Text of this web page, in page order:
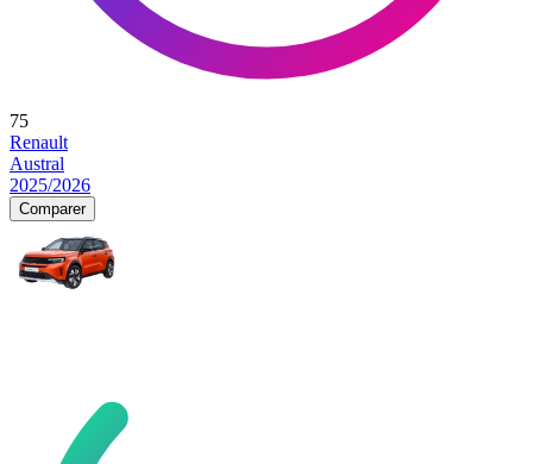
75
Renault
Austral
2025/2026
Comparer